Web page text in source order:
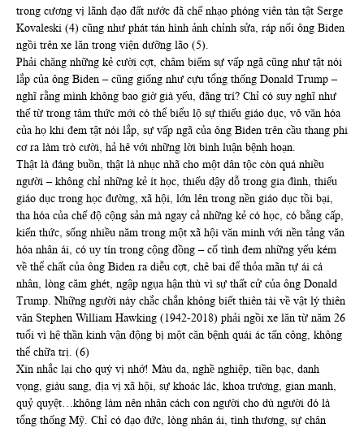
trong cương vị lãnh đạo đất nước đã chế nhạo phóng viên tàn tật Serge
Kovaleski (4) cũng như phát tán hình ảnh chỉnh sửa, ráp nối ông Biden
ngồi trên xe lăn trong viện dưỡng lão (5).
Phải chăng những kẻ cười cợt, châm biếm sự vấp ngã cũng như tật nói
lắp của ông Biden – cũng giống như cựu tổng thống Donald Trump –
nghĩ rằng mình không bao giờ già yếu, đãng trí? Chỉ có suy nghĩ như
thế từ trong tâm thức mới có thể biểu lộ sự thiếu giáo dục, vô văn hóa
của họ khi đem tật nói lắp, sự vấp ngã của ông Biden trên cầu thang phi
cơ ra làm trò cười, hả hê với những lời bình luận bệnh hoạn.
Thật là đáng buồn, thật là nhục nhã cho một dân tộc còn quá nhiều
người – không chỉ những kẻ ít học, thiếu dậy dỗ trong gia đình, thiếu
giáo dục trong học đường, xã hội, lớn lên trong nền giáo dục tồi bại,
tha hóa của chế độ cộng sản mà ngay cả những kẻ có học, có bằng cấp,
kiến thức, sống nhiều năm trong một xã hội văn minh với nền tảng văn
hóa nhân ái, có uy tín trong cộng đồng – cố tình đem những yếu kém
về thể chất của ông Biden ra diễu cợt, chê bai để thỏa mãn tự ái cá
nhân, lòng căm ghét, ngập ngụa hận thù vì sự thất cử của ông Donald
Trump. Những người này chắc chắn không biết thiên tài về vật lý thiên
văn Stephen William Hawking (1942-2018) phải ngồi xe lăn từ năm 26
tuổi vì hệ thần kinh vận động bị một căn bệnh quái ác tấn công, không
thể chữa trị. (6)
Xin nhắc lại cho quý vị nhớ! Màu da, nghề nghiệp, tiền bạc, danh
vọng, giàu sang, địa vị xã hội, sự khoác lác, khoa trương, gian manh,
quỷ quyệt…không làm nên nhân cách con người cho dù người đó là
tổng thống Mỹ. Chỉ có đạo đức, lòng nhân ái, tình thương, sự chân